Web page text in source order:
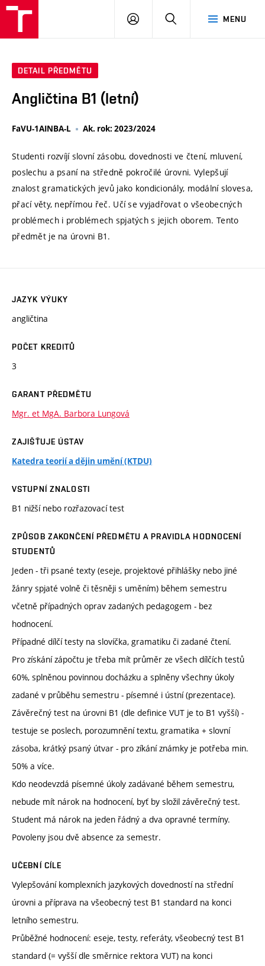
MENU
PŘIHLÁSIT
DETAIL PŘEDMĚTU
Angličtina B1 (letní)
FaVU-1AINBA-L Ak. rok: 2023/2024
Studenti rozvíjí slovní zásobu, dovednosti ve čtení, mluvení,
poslechu a psaní na středně pokročilé úrovni. Vylepšují
znalost gramatických jevů jako kondicionály, modální slovesa,
přací věty, nepřímou řeč. Učí se vyjadřovat o všeobecných
problémech i problémech spjatých s jejich oborem. Tento
předmět je na úrovni B1.
JAZYK VÝUKY
angličtina
POČET KREDITŮ
3
GARANT PŘEDMĚTU
Mgr. et MgA. Barbora Lungová
ZAJIŠŤUJE ÚSTAV
Katedra teorií a dějin umění (KTDU)
VSTUPNÍ ZNALOSTI
B1 nižší nebo rozřazovací test
ZPŮSOB ZAKONČENÍ PŘEDMĚTU A PRAVIDLA HODNOCENÍ
STUDENTŮ
Jeden - tři psané texty (eseje, projektové přihlášky nebo jiné
žánry spjaté volně či těsněji s uměním) během semestru
včetně případných oprav zadaných pedagogem - bez
hodnocení.
Případné dílčí testy na slovíčka, gramatiku či zadané čtení.
Pro získání zápočtu je třeba mít průměr ze všech dílčích testů
60%, splněnou povinnou docházku a splněny všechny úkoly
zadané v průběhu semestru - písemné i ústní (prezentace).
Závěrečný test na úrovni B1 (dle definice VUT je to B1 vyšší) -
testuje se poslech, porozumnění textu, gramatika + slovní
zásoba, krátký psaný útvar - pro zíkání známky je potřeba min.
50% a více.
Kdo neodevzdá písemné úkoly zadávané během semestru,
nebude mít nárok na hodnocení, byť by složil závěrečný test.
Student má nárok na jeden řádný a dva opravné termíny.
Povoleny jsou dvě absence za semestr.
UČEBNÍ CÍLE
Vylepšování komplexních jazykových dovedností na střední
úrovni a příprava na všeobecný test B1 standard na konci
letního semestru.
Průběžné hodnocení: eseje, testy, referáty, všeobecný test B1
standard (= vyšší dle směrnice rektora VUT) na konci